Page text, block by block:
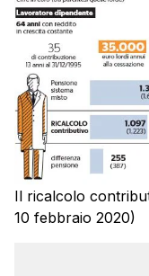
Il ricalcolo
10 febbraio 2020)